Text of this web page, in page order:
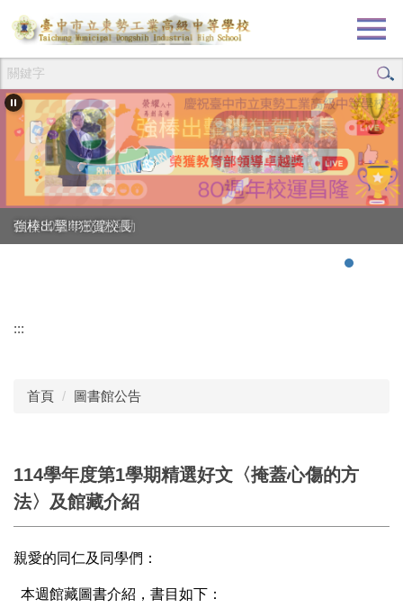
跳
到
要
內
容
區
創校80週年校慶活動
強棒出擊!!!狂賀校長
:::
首頁 圖書館公告
114學年度第1學期精選好文〈掩蓋心傷的方
法〉及館藏介紹
親愛的同仁及同學們：
本週館藏圖書介紹，書目如下：